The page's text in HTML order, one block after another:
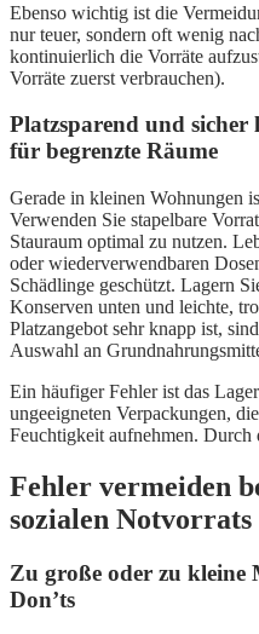
Ebenso wichtig ist die
nur teuer, sondern oft wenig
kontinuierlich die Vorräte
Vorräte zuerst verbrauchen).
Platzsparend und
für begrenzte Räume
Gerade in kleinen Wohnungen
Verwenden Sie stapelbare
Stauraum optimal zu nutzen.
oder wiederverwendbaren
Schädlinge geschützt. Lagern
Konserven unten und leichte,
Platzangebot sehr knapp ist,
Auswahl an
Ein häufiger Fehler ist das
ungeeigneten Verpackungen,
Feuchtigkeit aufnehmen. Durch
Fehler vermeiden
sozialen Notvorrats
Zu große oder zu kleine
Don’ts